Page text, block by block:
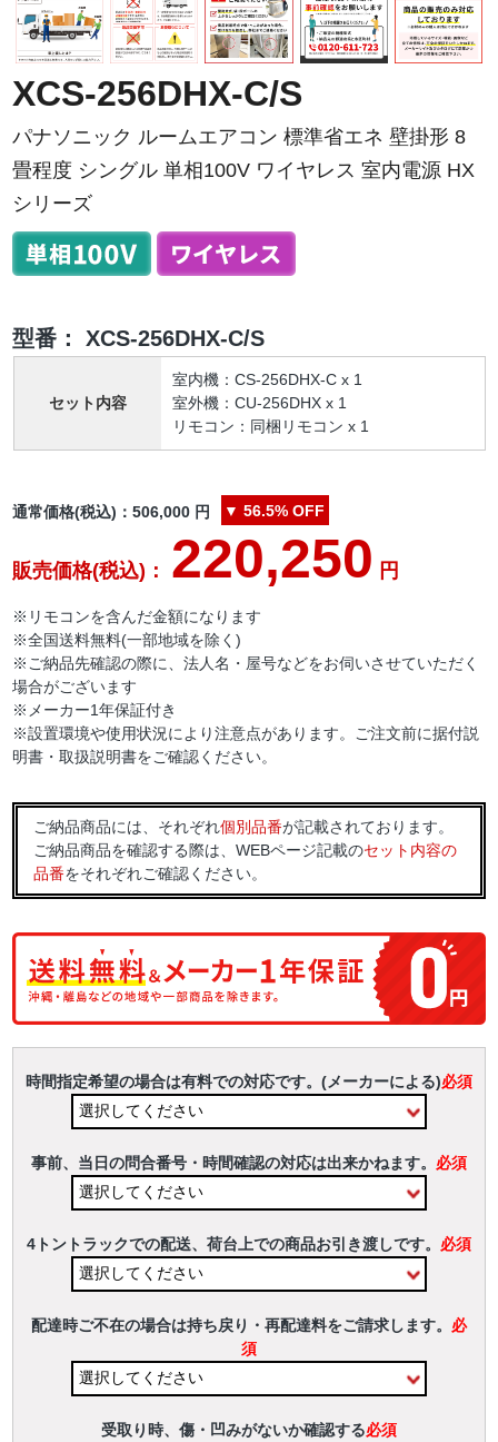
XCS-256DHX-C/S
パナソニック ルームエアコン 標準省エネ 壁掛形 8
畳程度 シングル 単相100V ワイヤレス 室内電源 HX
シリーズ
型番： XCS-256DHX-C/S
セット内容
室内機：CS-256DHX-C x 1
室外機：CU-256DHX x 1
リモコン：同梱リモコン x 1
通常価格(税込)：506,000 円 ▼ 56.5% OFF
販売価格(税込)： 220,250 円
※リモコンを含んだ金額になります
※全国送料無料(一部地域を除く)
※ご納品先確認の際に、法人名・屋号などをお伺いさせていただく
場合がございます
※メーカー1年保証付き
※設置環境や使用状況により注意点があります。ご注文前に据付説
明書・取扱説明書をご確認ください。
ご納品商品には、それぞれ個別品番が記載されております。
ご納品商品を確認する際は、WEBページ記載のセット内容の
品番をそれぞれご確認ください。
時間指定希望の場合は有料での対応です。(メーカーによる)必須
事前、当日の問合番号・時間確認の対応は出来かねます。 必須
4トントラックでの配送、荷台上での商品お引き渡しです。 必須
配達時ご不在の場合は持ち戻り・再配達料をご請求します。 必
須
受取り時、傷・凹みがないか確認する必須